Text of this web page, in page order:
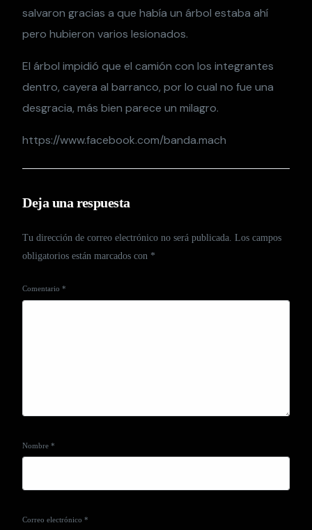
salvaron gracias a que había un árbol estaba ahí
pero hubieron varios lesionados.
El árbol impidió que el camión con los integrantes
dentro, cayera al barranco, por lo cual no fue una
desgracia, más bien parece un milagro.
https://www.facebook.com/banda.mach
Deja una respuesta
Tu dirección de correo electrónico no será publicada. Los campos
obligatorios están marcados con *
Comentario*
Nombre*
Correo electrónico*